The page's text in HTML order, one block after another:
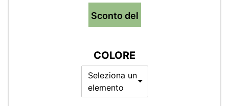
Sconto del
COLORE
Seleziona un
elemento